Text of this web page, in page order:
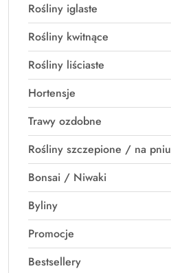
Rośliny iglaste
Rośliny kwitnące
Rośliny liściaste
Hortensje
Trawy ozdobne
Rośliny szczepione / na pniu
Bonsai / Niwaki
Byliny
Promocje
Bestsellery